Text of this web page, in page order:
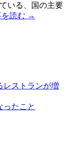
いる、国の主要
を読む →
レストランが増
ったこと